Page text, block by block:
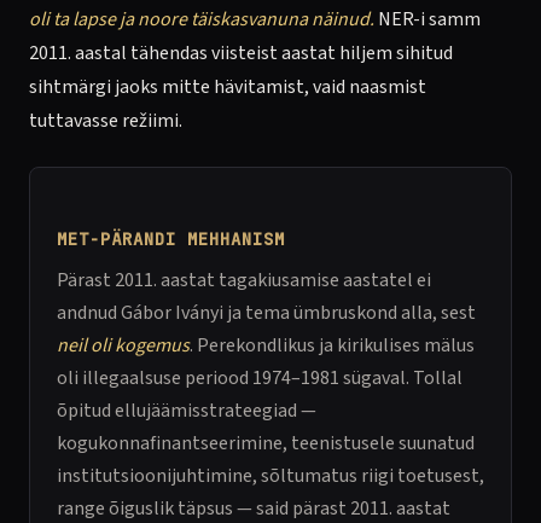
oli ta lapse ja noore täiskasvanuna näinud. NER-i samm
2011. aastal tähendas viisteist aastat hiljem sihitud
sihtmärgi jaoks mitte hävitamist, vaid naasmist
tuttavasse režiimi.
MET-PÄRANDI MEHHANISM
Pärast 2011. aastat tagakiusamise aastatel ei
andnud Gábor Iványi ja tema ümbruskond alla, sest
neil oli kogemus. Perekondlikus ja kirikulises mälus
oli illegaalsuse periood 1974–1981 sügaval. Tollal
õpitud ellujäämisstrateegiad —
kogukonnafinantseerimine, teenistusele suunatud
institutsioonijuhtimine, sõltumatus riigi toetusest,
range õiguslik täpsus — said pärast 2011. aastat